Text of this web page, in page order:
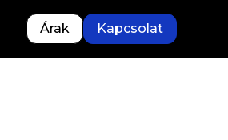
Árak Kapcsolat